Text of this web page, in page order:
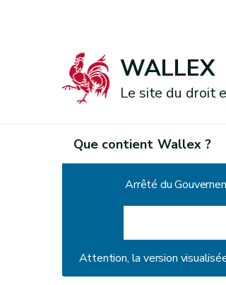
WALLEX
Le site du droit
Que contient Wallex ?
Attention, la version